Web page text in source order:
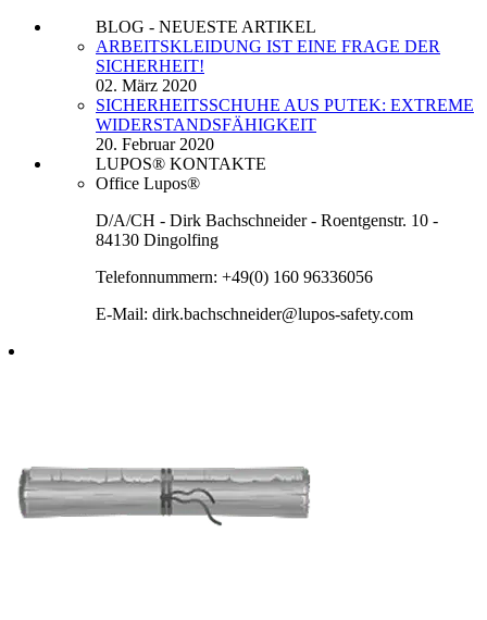
BLOG - NEUESTE ARTIKEL
ARBEITSKLEIDUNG IST EINE FRAGE DER
SICHERHEIT!
02. März 2020
SICHERHEITSSCHUHE AUS PUTEK: EXTREME
WIDERSTANDSFÄHIGKEIT
20. Februar 2020
LUPOS® KONTAKTE
Office Lupos®
D/A/CH - Dirk Bachschneider - Roentgenstr. 10 -
84130 Dingolfing
Telefonnummern: +49(0) 160 96336056
E-Mail: dirk.bachschneider@lupos-safety.com